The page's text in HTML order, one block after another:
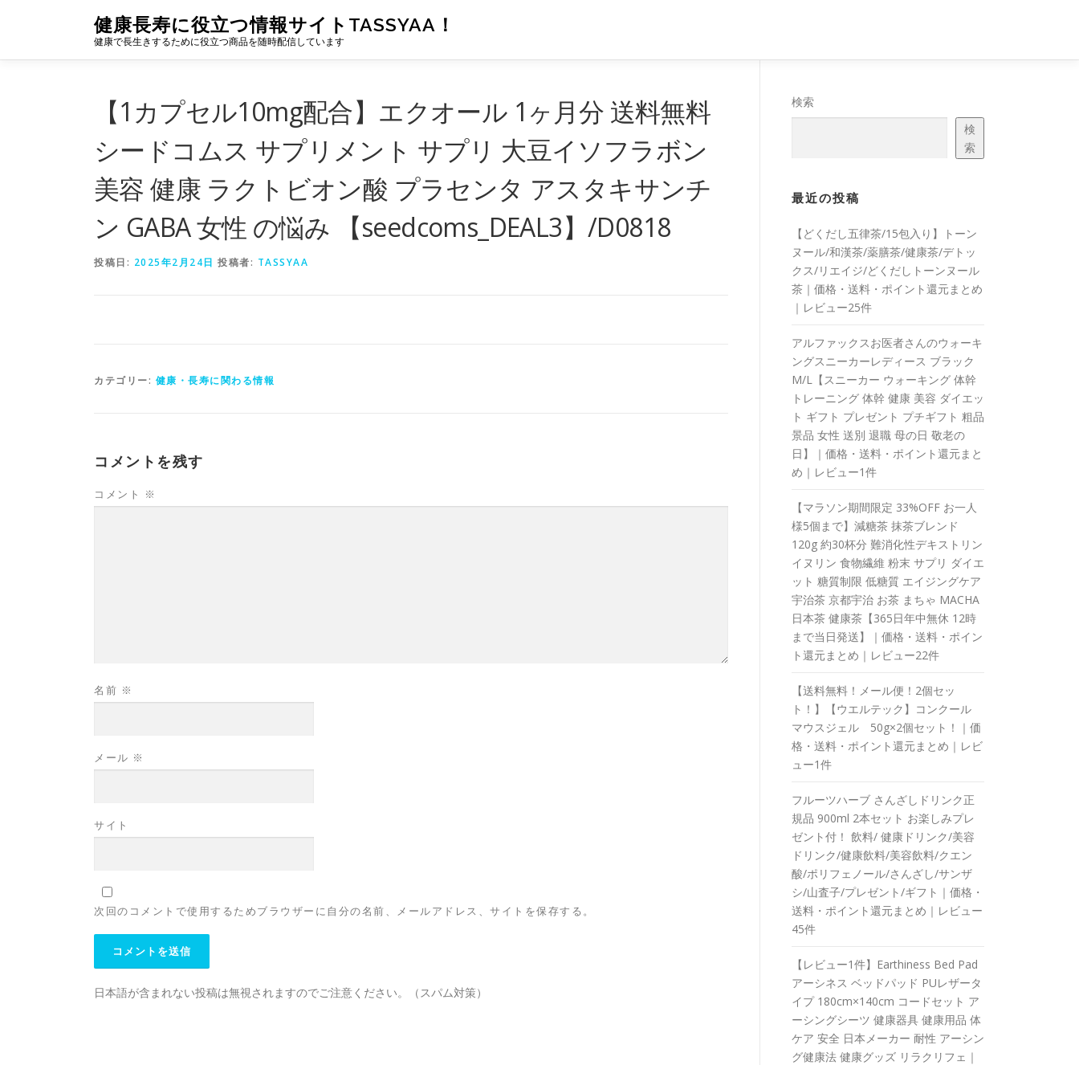
ン
健康長寿に役立つ情報サイトTASSYAA！
健康で長生きするために役立つ商品を随時配信しています
【1カプセル10mg配合】エクオール 1ヶ月分 送料無料
シードコムス サプリメント サプリ 大豆イソフラボン
美容 健康 ラクトビオン酸 プラセンタ アスタキサンチ
ン GABA 女性 の悩み 【seedcoms_DEAL3】/D0818
投稿日: 2025年2月24日 投稿者: TASSYAA
カテゴリー: 健康・長寿に関わる情報
コメントを残す
コメント ※
名前 ※
メール ※
サイト
次回のコメントで使用するためブラウザーに自分の名前、メールアドレス、サイトを保存する。
日本語が含まれない投稿は無視されますのでご注意ください。（スパム対策）
検索
検
索
最近の投稿
【どくだし五律茶/15包入り】トーン
ヌール/和漢茶/薬膳茶/健康茶/デトッ
クス/リエイジ/どくだしトーンヌール
茶｜価格・送料・ポイント還元まとめ
｜レビュー25件
アルファックスお医者さんのウォーキ
ングスニーカーレディース ブラック
M/L【スニーカー ウォーキング 体幹
トレーニング 体幹 健康 美容 ダイエッ
ト ギフト プレゼント プチギフト 粗品
景品 女性 送別 退職 母の日 敬老の
日】｜価格・送料・ポイント還元まと
め｜レビュー1件
【マラソン期間限定 33%OFF お一人
様5個まで】減糖茶 抹茶ブレンド
120g 約30杯分 難消化性デキストリン
イヌリン 食物繊維 粉末 サプリ ダイエ
ット 糖質制限 低糖質 エイジングケア
宇治茶 京都宇治 お茶 まちゃ MACHA
日本茶 健康茶【365日年中無休 12時
まで当日発送】｜価格・送料・ポイン
ト還元まとめ｜レビュー22件
【送料無料！メール便！2個セッ
ト！】【ウエルテック】コンクール
マウスジェル 50g×2個セット！｜価
格・送料・ポイント還元まとめ｜レビ
ュー1件
フルーツハーブ さんざしドリンク正
規品 900ml 2本セット お楽しみプレ
ゼント付！ 飲料/ 健康ドリンク/美容
ドリンク/健康飲料/美容飲料/クエン
酸/ポリフェノール/さんざし/サンザ
シ/山査子/プレゼント/ギフト｜価格・
送料・ポイント還元まとめ｜レビュー
45件
【レビュー1件】Earthiness Bed Pad
アーシネス ベッドパッド PUレザータ
イプ 180cm×140cm コードセット ア
ーシングシーツ 健康器具 健康用品 体
ケア 安全 日本メーカー 耐性 アーシン
グ健康法 健康グッズ リラクリフェ｜